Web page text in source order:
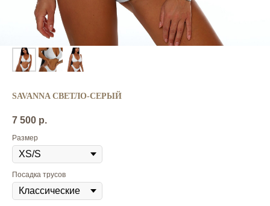
SAVANNA СВЕТЛО-СЕРЫЙ
7 500 р.
Размер
Посадка трусов